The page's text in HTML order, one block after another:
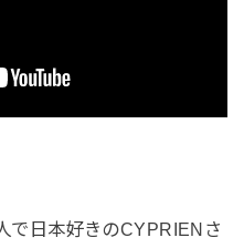
で日本好きのCYPRIENさ